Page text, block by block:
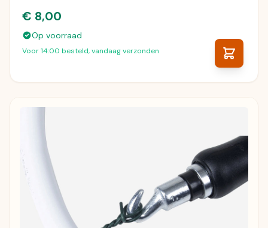
€ 8,00
Op voorraad
Voor 14:00 besteld, vandaag verzonden